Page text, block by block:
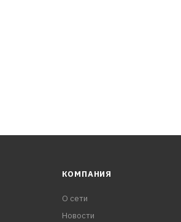
КОМПАНИЯ
О сети
Новости